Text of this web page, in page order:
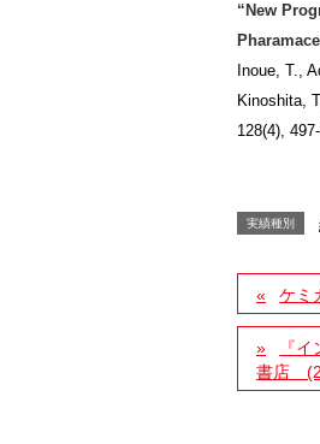
“New
Inoue, T.,
Kinoshita,
128(4),
実績種別
ケミ
『
書店